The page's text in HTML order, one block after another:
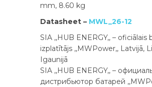
mm, 8.60 kg
Datasheet – MWL_26-12
SIA ,,HUB ENERGY,, – oficiālais
izplatītājs ,,MWPower,, Latvijā,
Igaunijā
SIA ,,HUB ENERGY,, –
дистрибьютор батарей